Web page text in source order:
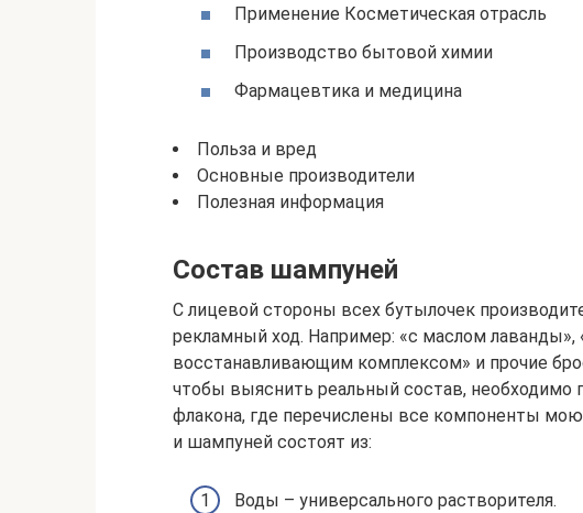
Применение Косметическая отрасль
Производство бытовой химии
Фармацевтика и медицина
Польза и вред
Основные производители
Полезная информация
Состав шампуней
С лицевой стороны всех бутылочек
рекламный ход. Например: «с маслом лаванды»,
восстанавливающим комплексом» и прочие
чтобы выяснить реальный состав, необходимо
флакона, где перечислены все компоненты
и шампуней состоят из:
Воды – универсального растворителя.